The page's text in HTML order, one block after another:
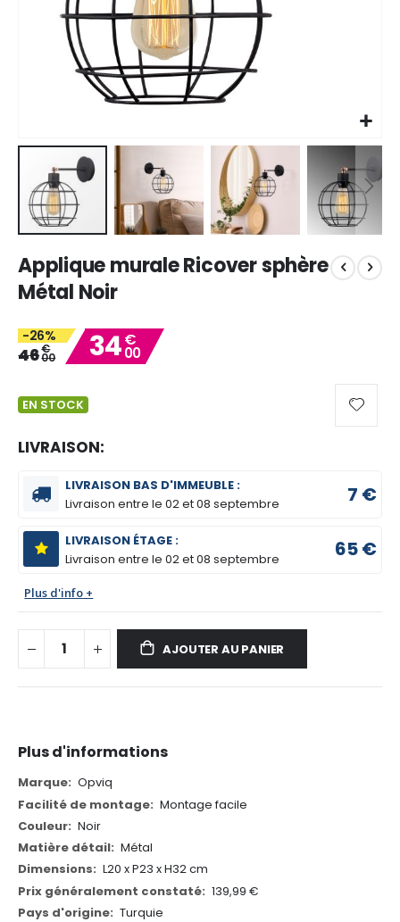
to
the
beginning
the
images
Applique murale Ricover sphère
Métal Noir
-26%
46€
00 34€
00
EN STOCK
LIVRAISON:
LIVRAISON BAS D'IMMEUBLE :
Livraison entre le02 et 08 septembre 7 €
LIVRAISON ÉTAGE :
Livraison entre le02 et 08 septembre 65 €
Plus d'info +
AJOUTER AU PANIER
Plus d'informations
Plus
d'informations
Opviq
Montage facile
Noir
Métal
L20 x P23 x H32 cm
139,99 €
Turquie